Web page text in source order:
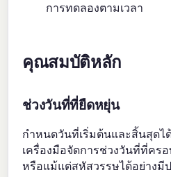
การทดลองตามเวลา
คุณสมบัติหลัก
ช่วงวันที่ที่ยืดหยุ่น
กำหนดวันที่เริ่มต้นและสิ้นสุดไ
เครื่องมือจัดการช่วงวันที่ที่คร
หรือแม้แต่สหัสวรรษได้อย่างมี